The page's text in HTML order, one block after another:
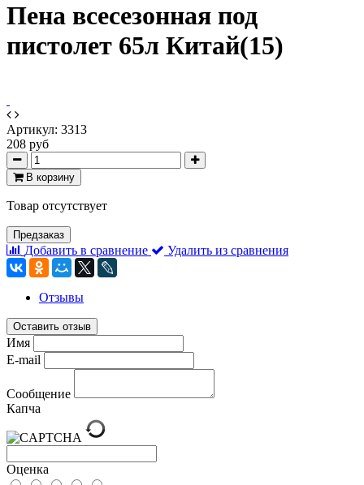
Пена всесезонная под
пистолет 65л Китай(15)
Артикул: 3313
208 руб
В корзину
Товар отсутствует
Предзаказ
Добавить в сравнение Удалить из сравнения
Отзывы
Оставить отзыв
Имя
E-mail
Сообщение
Капча
Оценка